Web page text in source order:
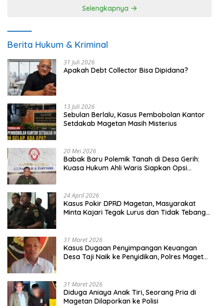
Selengkapnya
Berita Hukum & Kriminal
31 Juli 2026
Apakah Debt Collector Bisa Dipidana?
13 Juli 2026
Sebulan Berlalu, Kasus Pembobolan Kantor
Setdakab Magetan Masih Misterius
20 Mei 2026
Babak Baru Polemik Tanah di Desa Gerih:
Kuasa Hukum Ahli Waris Siapkan Opsi
24 April 2026
Kasus Pokir DPRD Magetan, Masyarakat
Minta Kajari Tegak Lurus dan Tidak Tebang
31 Maret 2026
Kasus Dugaan Penyimpangan Keuangan
Desa Taji Naik ke Penyidikan, Polres Magetan
31 Maret 2026
Diduga Aniaya Anak Tiri, Seorang Pria di
Magetan Dilaporkan ke Polisi